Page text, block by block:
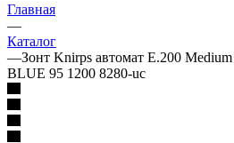
Главная
—
Каталог
—Зонт Knirps автомат E.200
BLUE 95 1200 8280-uc